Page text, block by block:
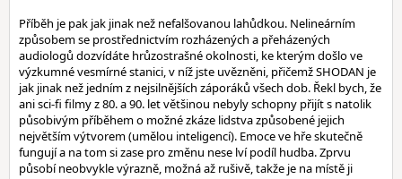
Příběh je pak jak jinak než nefalšovanou lahůdkou. Nelineárním
způsobem se prostřednictvím rozházených a přeházených
audiologů dozvídáte hrůzostrašné okolnosti, ke kterým došlo ve
výzkumné vesmírné stanici, v níž jste uvězněni, přičemž SHODAN je
jak jinak než jedním z nejsilnějších záporáků všech dob. Řekl bych, že
ani sci-fi filmy z 80. a 90. let většinou nebyly schopny přijít s natolik
působivým příběhem o možné zkáze lidstva způsobené jejich
největším výtvorem (umělou inteligencí). Emoce ve hře skutečně
fungují a na tom si zase pro změnu nese lví podíl hudba. Zprvu
působí neobvykle výrazně, možná až rušivě, takže je na místě ji